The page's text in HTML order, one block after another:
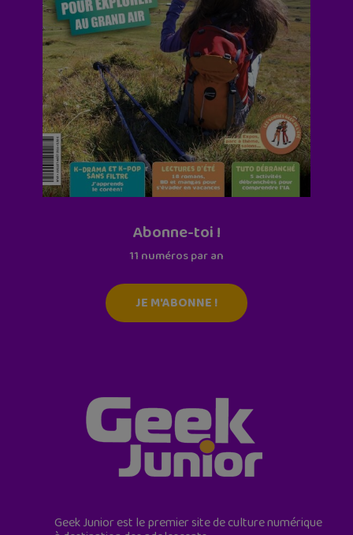
Abonne-toi !
11 numéros par an
JE M'ABONNE !
Geek Junior est le premier site de culture numérique